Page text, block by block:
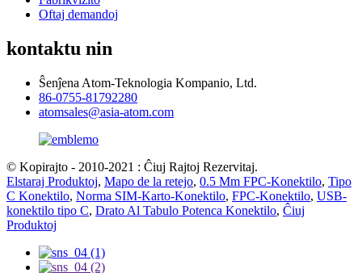
Oftaj demandoj
kontaktu nin
Ŝenĵena Atom-Teknologia Kompanio, Ltd.
86-0755-81792280
atomsales@asia-atom.com
© Kopirajto - 2010-2021 : Ĉiuj Rajtoj Rezervitaj.
Elstaraj Produktoj, Mapo de la retejo, 0.5 Mm FPC-Konektilo, Tipo
C Konektilo, Norma SIM-Karto-Konektilo, FPC-Konektilo, USB-
konektilo tipo C, Drato Al Tabulo Potenca Konektilo, Ĉiuj
Produktoj